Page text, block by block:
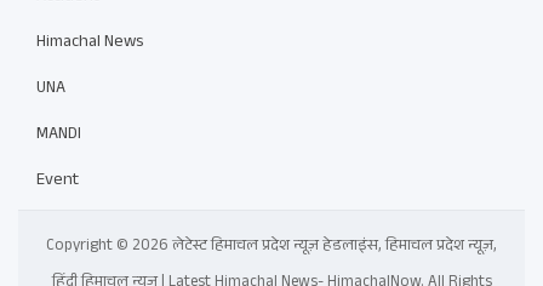
Himachal News
UNA
MANDI
Event
Copyright © 2026 लेटेस्ट हिमाचल प्रदेश न्यूज़ हेडलाइंस, हिमाचल प्रदेश न्यूज़,